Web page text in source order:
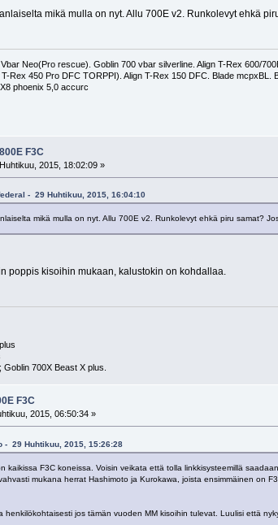
mikä mulla on nyt. Allu 700E v2. Runkolevyt ehkä
Neo(Pro rescue). Goblin 700 vbar silverline. Align T-Rex 600/
Rex 450 Pro DFC TORPPI). Align T-Rex 150 DFC. Blade mcpxBL.
phoenix 5,0 accurc
F3C
2015, 18:02:09 »
- 29 Huhtikuu, 2015, 16:04:10
mikä mulla on nyt. Allu 700E v2. Runkolevyt ehkä piru samat?
poppis kisoihin mukaan, kalustokin on kohdallaa.
700X Beast X plus.
F3C
2015, 06:50:34 »
- 29 Huhtikuu, 2015, 15:26:28
kaikissa F3C koneissa. Voisin veikata että tolla linkkisysteemillä
mukana herrat Hashimoto ja Kurokawa, joista ensimmäinen on
henkilökohtaisesti jos tämän vuoden MM kisoihin tulevat. Luulisi että